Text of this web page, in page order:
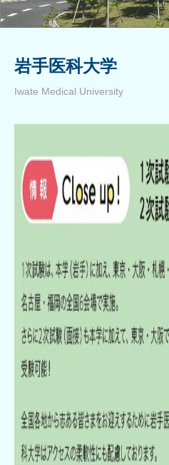
岩手医科大学
Iwate Medical University